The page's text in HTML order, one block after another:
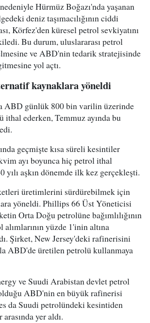
Hürmüz Boğazı'nda yaşanan
deniz taşımacılığının ciddi
Körfez'den küresel petrol sevkiyatını
Bu durum, uluslararası petrol
ve ABD'nin tedarik stratejisinde
yol açtı.
kaynaklara yöneldi
ABD günlük 800 bin varilin üzerinde
ithal ederken, Temmuz ayında bu
geçmişte kısa süreli kesintiler
ayı boyunca hiç petrol ithal
yılı aşkın dönemde ilk kez gerçekleşti.
üretimlerini sürdürebilmek için
yöneldi. Phillips 66 Üst Yöneticisi
Orta Doğu petrolüne bağımlılığının
yüzde 1'inin altına
Şirket, New Jersey'deki rafinerisini
ABD'de üretilen petrolü kullanmaya
ve Suudi Arabistan devlet petrol
ABD'nin en büyük rafinerisi
da Suudi petrolündeki kesintiden
yer aldı.